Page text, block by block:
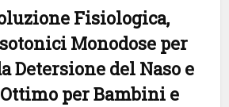
Fisiologica,
Monodose per
Detersione del Naso e
per Bambini e